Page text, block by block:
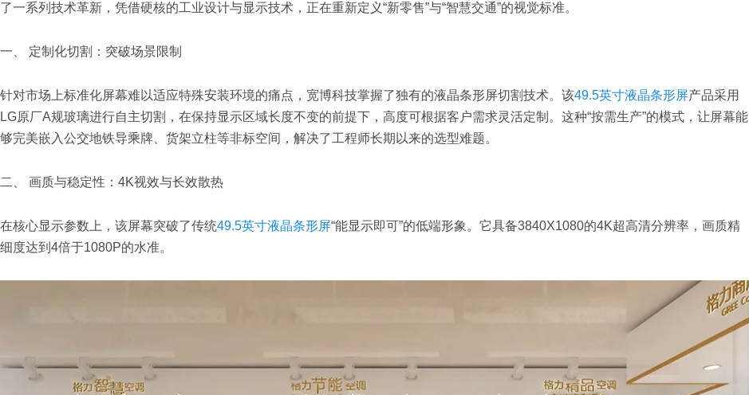
了一系列技术革新，凭借硬核的工业设计与显示技术，正在重新定义“新零售”与“智慧交通”的视觉标准。
一、 定制化切割：突破场景限制
针对市场上标准化屏幕难以适应特殊安装环境的痛点，宽博科技掌握了独有的液晶条形屏切割技术。该49.5英寸液晶条形屏产品采用
LG原厂A规玻璃进行自主切割，在保持显示区域长度不变的前提下，高度可根据客户需求灵活定制。这种“按需生产”的模式，让屏幕能
够完美嵌入公交地铁导乘牌、货架立柱等非标空间，解决了工程师长期以来的选型难题。
二、 画质与稳定性：4K视效与长效散热
在核心显示参数上，该屏幕突破了传统49.5英寸液晶条形屏“能显示即可”的低端形象。它具备3840X1080的4K超高清分辨率，画质精
细度达到4倍于1080P的水准。